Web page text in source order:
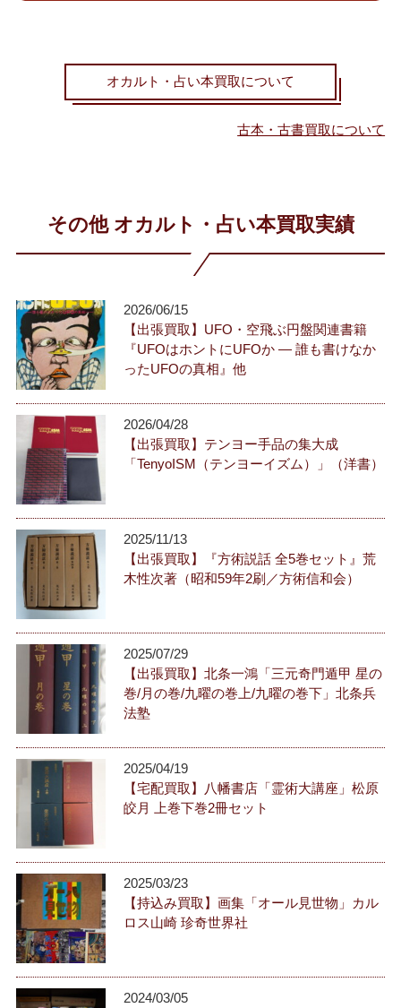
オカルト・占い本買取について
古本・古書買取について
その他 オカルト・占い本買取実績
2026/06/15
【出張買取】UFO・空飛ぶ円盤関連書籍
『UFOはホントにUFOか ― 誰も書けなか
ったUFOの真相』他
2026/04/28
【出張買取】テンヨー手品の集大成
「TenyoISM（テンヨーイズム）」（洋書）
2025/11/13
【出張買取】『方術説話 全5巻セット』荒
木性次著（昭和59年2刷／方術信和会）
2025/07/29
【出張買取】北条一鴻「三元奇門遁甲 星の
巻/月の巻/九曜の巻上/九曜の巻下」北条兵
法塾
2025/04/19
【宅配買取】八幡書店「霊術大講座」松原
皎月 上巻下巻2冊セット
2025/03/23
【持込み買取】画集「オール見世物」カル
ロス山崎 珍奇世界社
2024/03/05